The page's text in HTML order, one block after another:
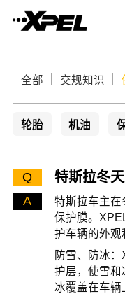
全部 交规知识
轮胎 机油
Q 特斯拉冬
A
特斯拉车主在
保护膜。
护车辆的外观
防雪、防冰
护层，使雪和
冰覆盖在车辆